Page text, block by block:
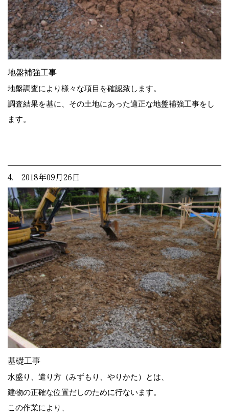
地盤補強工事
地盤調査により様々な項目を確認致します。
調査結果を基に、その土地にあった適正な地盤補強工事をし
ます。
4. 2018年09月26日
基礎工事
水盛り、遣り方（みずもり、やりかた）とは、
建物の正確な位置だしのために行ないます。
この作業により、